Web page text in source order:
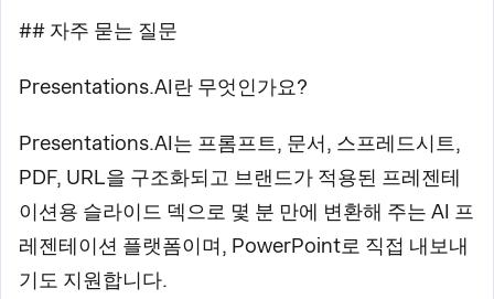
## 자주 묻는 질문
Presentations.AI란 무엇인가요?
Presentations.AI는 프롬프트, 문서, 스프레드시트,
PDF, URL을 구조화되고 브랜드가 적용된 프레젠테
이션용 슬라이드 덱으로 몇 분 만에 변환해 주는 AI 프
레젠테이션 플랫폼이며, PowerPoint로 직접 내보내
기도 지원합니다.